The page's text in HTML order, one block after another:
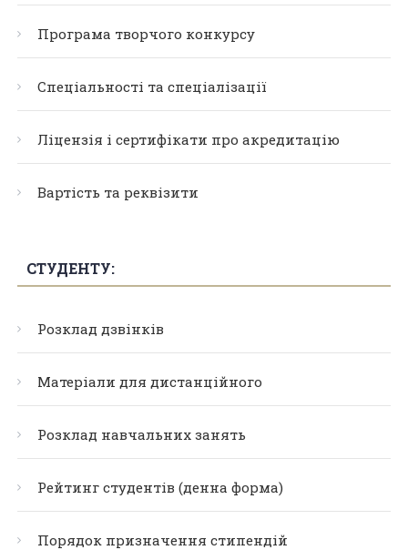
Програма творчого конкурсу
Спеціальності та спеціалізації
Ліцензія і сертифікати про акредитацію
Вартість та реквізити
СТУДЕНТУ:
Розклад дзвінків
Матеріали для дистанційного
Розклад навчальних занять
Рейтинг студентів (денна форма)
Порядок призначення стипендій